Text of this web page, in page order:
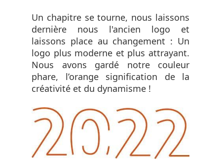
Un chapitre se tourne, nous laissons
dernière nous l'ancien logo et
laissons place au changement : Un
logo plus moderne et plus attrayant.
Nous avons gardé notre couleur
phare, l’orange signification de la
créativité et du dynamisme !